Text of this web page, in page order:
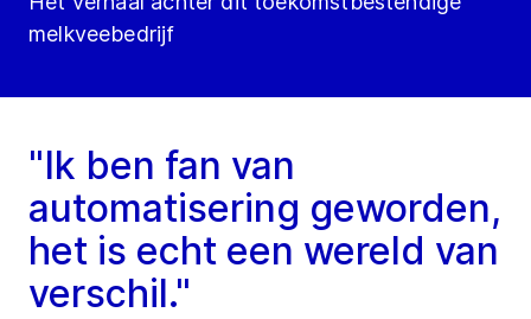
melkveebedrijf
"Ik ben fan van
automatisering geworden,
het is echt een wereld van
verschil."